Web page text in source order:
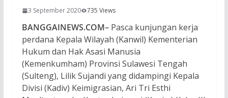
3 September 2020 735 Views
BANGGAINEWS.COM–Pasca kunjungan kerja
perdana Kepala Wilayah (Kanwil) Kementerian
Hukum dan Hak Asasi Manusia
(Kemenkumham) Provinsi Sulawesi Tengah
(Sulteng), Lilik Sujandi yang didampingi Kepala
Divisi (Kadiv) Keimigrasian, Ari Tri Esthi